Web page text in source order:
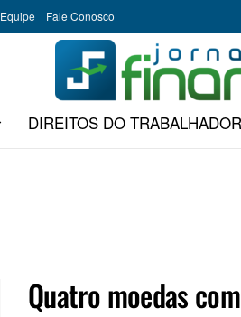
Equipe Fale Conosco
DIREITOS DO TRABALHADOR
Quatro moedas